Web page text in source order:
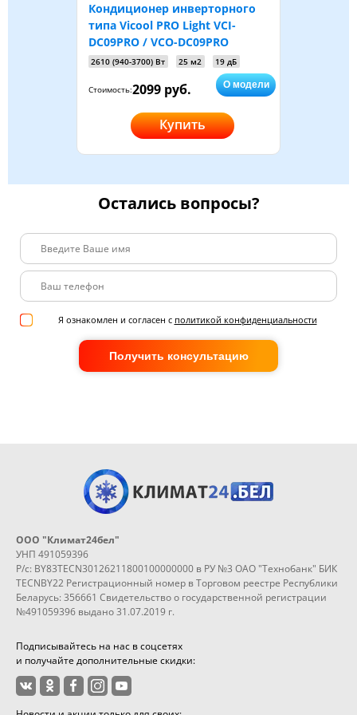
Кондиционер инверторного
типа Vicool PRO Light VCI-
DC09PRO / VCO-DC09PRO
2610 (940-3700) Вт 25 м2 19 дБ
Стоимость:2099 руб. О модели
Купить
Остались вопросы?
Я ознакомлен и согласен с политикой конфиденциальности
Получить консультацию
ООО "Климат24бел"
УНП 491059396
Р/с: BY83TECN30126211800100000000 в РУ №3 ОАО "Технобанк" БИК
TECNBY22 Регистрационный номер в Торговом реестре Республики
Беларусь: 356661 Свидетельство о государственной регистрации
№491059396 выдано 31.07.2019 г.
Подписывайтесь на нас в соцсетях
и получайте дополнительные скидки: